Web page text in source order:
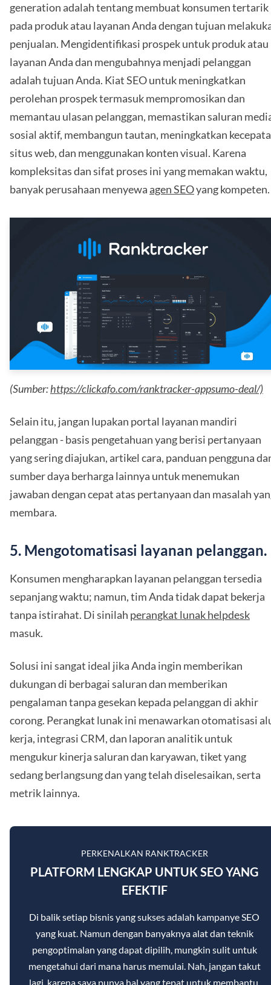
generation adalah tentang membuat konsumen tertarik
pada produk atau layanan Anda dengan tujuan
penjualan. Mengidentifikasi prospek untuk produk atau
layanan Anda dan mengubahnya menjadi pelanggan
adalah tujuan Anda. Kiat SEO untuk meningkatkan
perolehan prospek termasuk mempromosikan dan
memantau ulasan pelanggan, memastikan saluran
sosial aktif, membangun tautan, meningkatkan
situs web, dan menggunakan konten visual. Karena
kompleksitas dan sifat proses ini yang memakan waktu,
banyak perusahaan menyewa agen SEOyang kompeten.
(Sumber:https://clickafo.com/ranktracker-appsumo-deal/)
Selain itu, jangan lupakan portal layanan mandiri
pelanggan - basis pengetahuan yang berisi pertanyaan
yang sering diajukan, artikel cara, panduan pengguna
sumber daya berharga lainnya untuk menemukan
jawaban dengan cepat atas pertanyaan dan masalah
membara.
5. Mengotomatisasi layanan pelanggan.
Konsumen mengharapkan layanan pelanggan tersedia
sepanjang waktu; namun, tim Anda tidak dapat bekerja
tanpa istirahat. Di sinilah perangkat lunak helpdesk
masuk.
Solusi ini sangat ideal jika Anda ingin memberikan
dukungan di berbagai saluran dan memberikan
pengalaman tanpa gesekan kepada pelanggan di akhir
corong. Perangkat lunak ini menawarkan otomatisasi
kerja, integrasi CRM, dan laporan analitik untuk
mengukur kinerja saluran dan karyawan, tiket yang
sedang berlangsung dan yang telah diselesaikan, serta
metrik lainnya.
PERKENALKAN RANKTRACKER
PLATFORM LENGKAP UNTUK SEO YANG
EFEKTIF
Di balik setiap bisnis yang sukses adalah kampanye SEO
yang kuat. Namun dengan banyaknya alat dan teknik
pengoptimalan yang dapat dipilih, mungkin sulit untuk
mengetahui dari mana harus memulai. Nah, jangan takut
lagi, karena saya punya hal yang tepat untuk membantu.